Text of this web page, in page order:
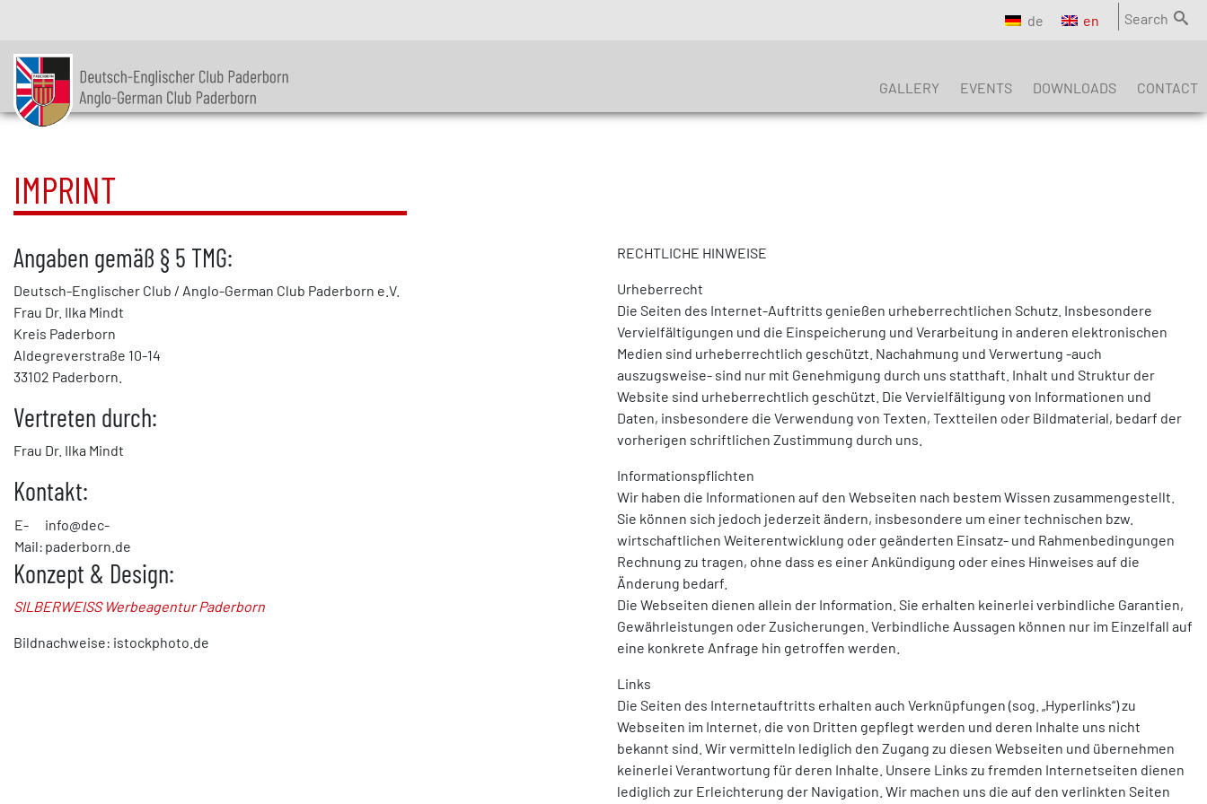
de en Search
GALLERY EVENTS DOWNLOADS CONTACT
IMPRINT
Angaben gemäß § 5 TMG:
Deutsch-Englischer Club / Anglo-German Club Paderborn e.V.
Frau Dr. Ilka Mindt
Kreis Paderborn
Aldegreverstraße 10-14
33102 Paderborn.
Vertreten durch:
Frau Dr. Ilka Mindt
Kontakt:
E-
Mail:
info@dec-
paderborn.de
Konzept & Design:
SILBERWEISS Werbeagentur Paderborn
Bildnachweise: istockphoto.de
RECHTLICHE HINWEISE
Urheberrecht
Die Seiten des Internet-Auftritts genießen urheberrechtlichen Schutz. Insbesondere
Vervielfältigungen und die Einspeicherung und Verarbeitung in anderen elektronischen
Medien sind urheberrechtlich geschützt. Nachahmung und Verwertung -auch
auszugsweise- sind nur mit Genehmigung durch uns statthaft. Inhalt und Struktur der
Website sind urheberrechtlich geschützt. Die Vervielfältigung von Informationen und
Daten, insbesondere die Verwendung von Texten, Textteilen oder Bildmaterial, bedarf der
vorherigen schriftlichen Zustimmung durch uns.
Informationspflichten
Wir haben die Informationen auf den Webseiten nach bestem Wissen zusammengestellt.
Sie können sich jedoch jederzeit ändern, insbesondere um einer technischen bzw.
wirtschaftlichen Weiterentwicklung oder geänderten Einsatz- und Rahmenbedingungen
Rechnung zu tragen, ohne dass es einer Ankündigung oder eines Hinweises auf die
Änderung bedarf.
Die Webseiten dienen allein der Information. Sie erhalten keinerlei verbindliche Garantien,
Gewährleistungen oder Zusicherungen. Verbindliche Aussagen können nur im Einzelfall auf
eine konkrete Anfrage hin getroffen werden.
Links
Die Seiten des Internetauftritts erhalten auch Verknüpfungen (sog. „Hyperlinks“) zu
Webseiten im Internet, die von Dritten gepflegt werden und deren Inhalte uns nicht
bekannt sind. Wir vermitteln lediglich den Zugang zu diesen Webseiten und übernehmen
keinerlei Verantwortung für deren Inhalte. Unsere Links zu fremden Internetseiten dienen
lediglich zur Erleichterung der Navigation. Wir machen uns die auf den verlinkten Seiten